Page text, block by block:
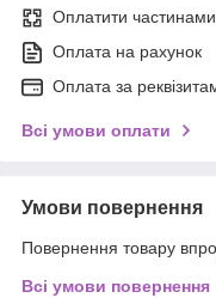
Оплатити частинами
Оплата на рахунок
Оплата за
Всі умови оплати
Умови повернення
Повернення товару
Всі умови повернення